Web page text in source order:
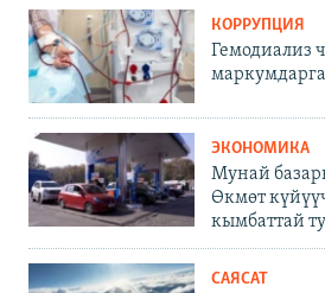
КОРРУПЦИЯ
Гемодиализ
ЭКОНОМИКА
Мунай
Өкмөт
кымбаттай
САЯСАТ